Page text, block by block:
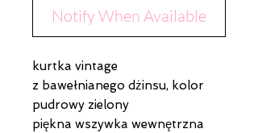
Notify When Available
kurtka vintage
z bawełnianego dżinsu, kolor
pudrowy zielony
piękna wszywka wewnętrzna